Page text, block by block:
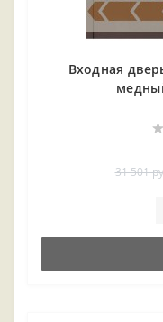
Входная
31 501